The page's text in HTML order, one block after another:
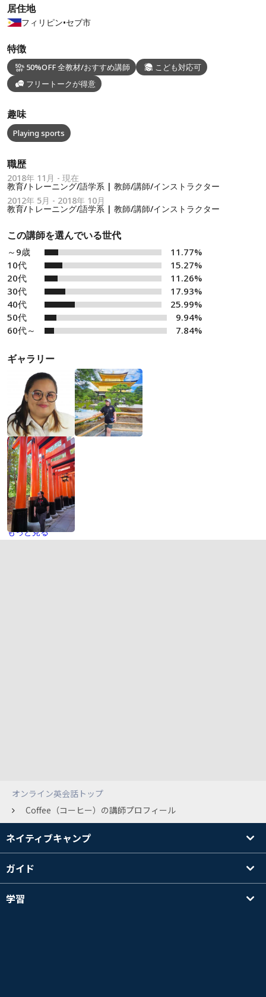
居住地
フィリピン•セブ市
特徴
50%OFF 全教材/おすすめ講師
こども対応可
フリートークが得意
趣味
Playing sports
職歴
2018年 11月 - 現在
教育/トレーニング/語学系 | 教師/講師/インストラクター
2012年 5月 - 2018年 10月
教育/トレーニング/語学系 | 教師/講師/インストラクター
この講師を選んでいる世代
～9歳
11.77%
10代
15.27%
20代
11.26%
30代
17.93%
40代
25.99%
50代
9.94%
60代～
7.84%
ギャラリー
もっと見る
オンライン英会話トップ
Coffee（コーヒー）の講師プロフィール
ネイティブキャンプ
ガイド
学習